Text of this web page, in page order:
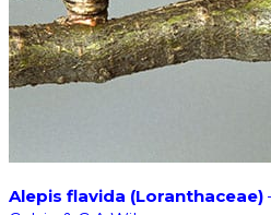
Alepis flavida (Loranthaceae)